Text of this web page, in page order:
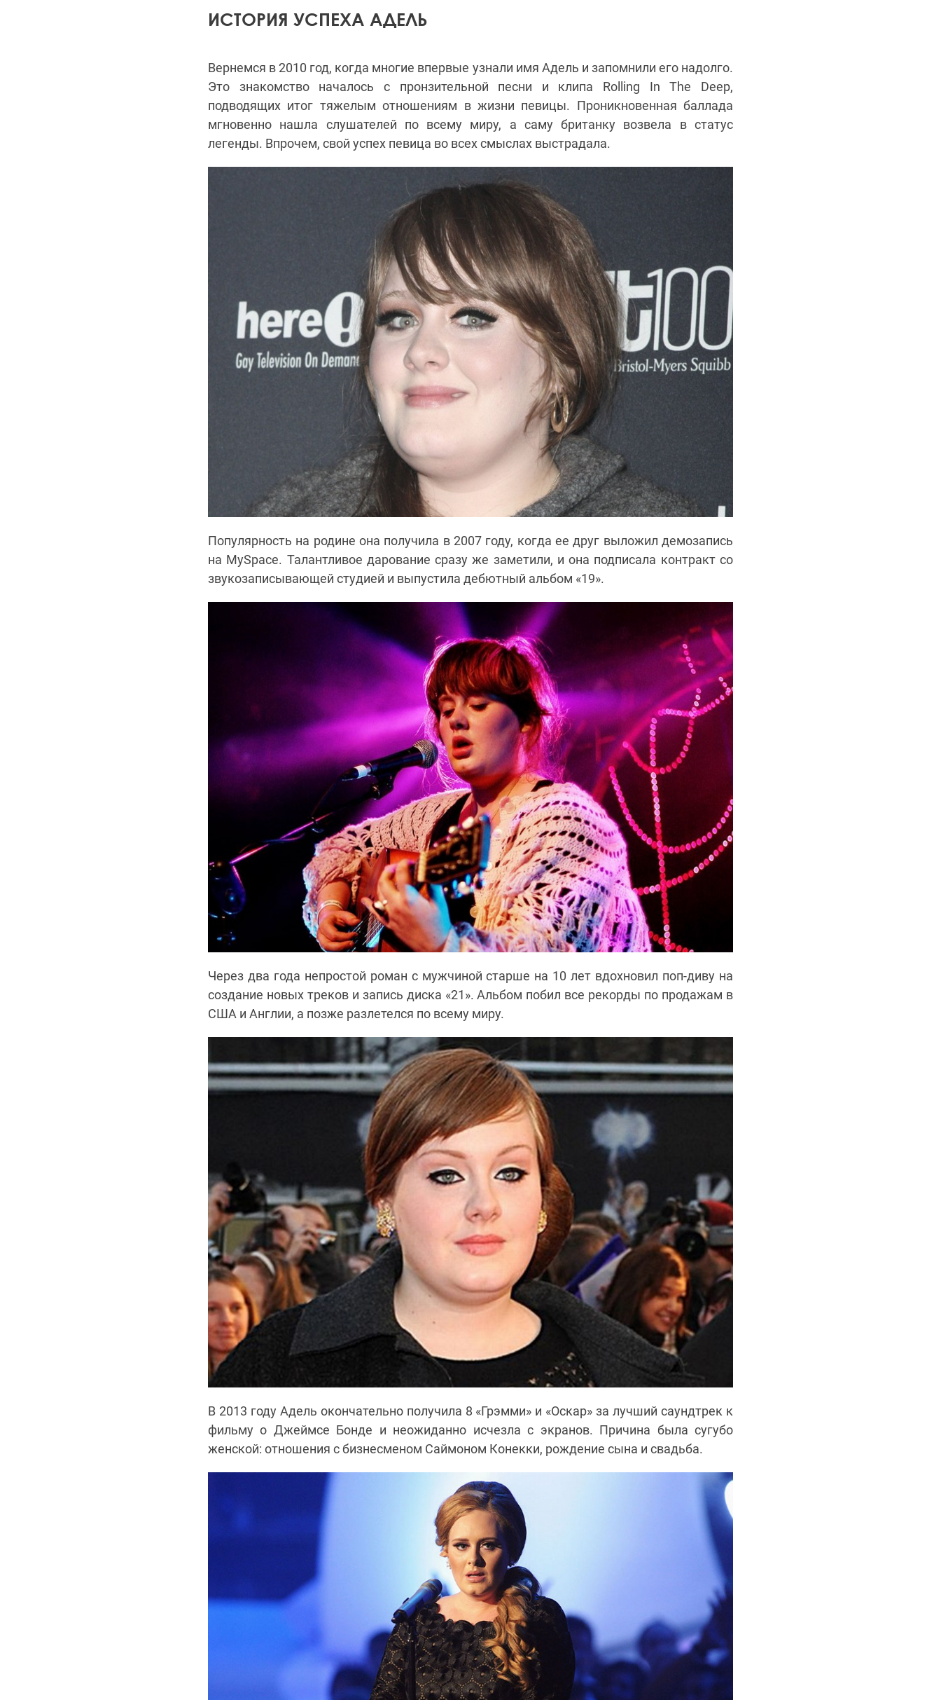
ИСТОРИЯ УСПЕХА АДЕЛЬ
Вернемся в 2010 год, когда многие впервые узнали имя Адель и запомнили его надолго.
Это знакомство началось с пронзительной песни и клипа Rolling In The Deep,
подводящих итог тяжелым отношениям в жизни певицы. Проникновенная баллада
мгновенно нашла слушателей по всему миру, а саму британку возвела в статус
легенды. Впрочем, свой успех певица во всех смыслах выстрадала.
Популярность на родине она получила в 2007 году, когда ее друг выложил демозапись
на MySpace. Талантливое дарование сразу же заметили, и она подписала контракт со
звукозаписывающей студией и выпустила дебютный альбом «19».
Через два года непростой роман с мужчиной старше на 10 лет вдохновил поп-диву на
создание новых треков и запись диска «21». Альбом побил все рекорды по продажам в
США и Англии, а позже разлетелся по всему миру.
В 2013 году Адель окончательно получила 8 «Грэмми» и «Оскар» за лучший саундтрек к
фильму о Джеймсе Бонде и неожиданно исчезла с экранов. Причина была сугубо
женской: отношения с бизнесменом Саймоном Конекки, рождение сына и свадьба.